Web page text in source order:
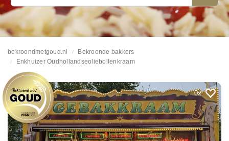
bekroondmetgoud.nl
Bekroonde bakkers
Enkhuizer Oudhollandseoliebollenkraam
0